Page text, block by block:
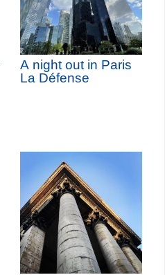
A night out in Paris
La Défense